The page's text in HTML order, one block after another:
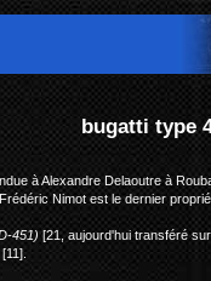
cabriolet usine
à Alexandre Delaoutre à
Nimot est le dernier
451)[21, aujourd'hui transféré
[11].